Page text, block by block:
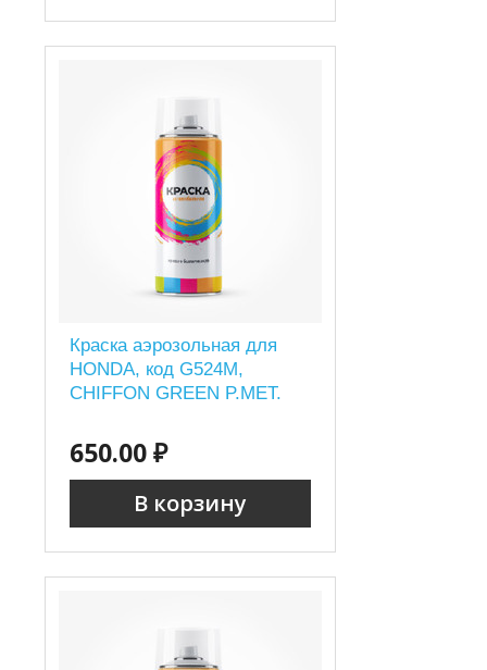
Краска аэрозольная для
HONDA, код G524M,
CHIFFON GREEN P.MET.
650.00 ₽
В корзину